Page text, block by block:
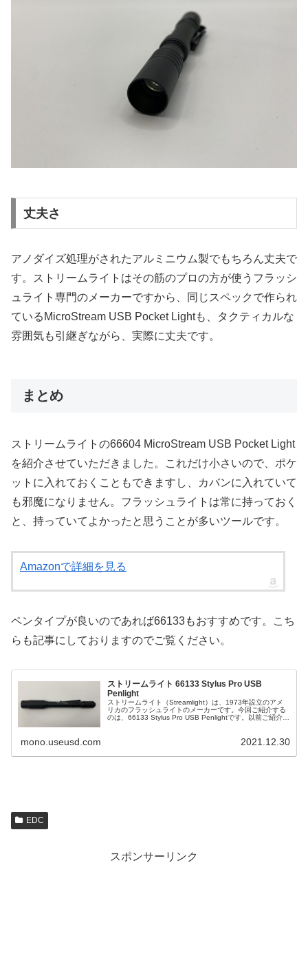
丈夫さ
アノダイズ処理がされたアルミニウム製でもちろん丈夫で
す。ストリームライトはその筋のプロの方が使うフラッシ
ュライト専門のメーカーですから、同じスペックで作られ
ているMicroStream USB Pocket Lightも、タクティカルな
雰囲気も引継ぎながら、実際に丈夫です。
まとめ
ストリームライトの66604 MicroStream USB Pocket Light
を紹介させていただきました。これだけ小さいので、ポケ
ットに入れておくこともできますし、カバンに入れていて
も邪魔になりません。フラッシュライトは常に持っておく
と、持っていてよかったと思うことが多いツールです。
Amazonで詳細を見る
ペンタイプが良いのであれば66133もおすすめです。こち
らも記事にしておりますのでご覧ください。
ストリームライト 66133 Stylus Pro USB
Penlight
ストリームライト（Streamlight）は、1973年設立のアメ
リカのフラッシュライトのメーカーです。今回ご紹介する
のは、66133 Stylus Pro USB Penlightです。以前ご紹介し
mono.useusd.com 2021.12.30
EDC
スポンサーリンク